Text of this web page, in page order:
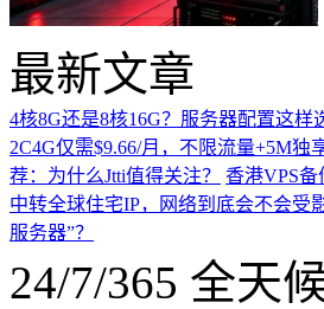
最新文章
4核8G还是8核16G？服务器配置这样
2C4G仅需$9.66/月，不限流量+5M独
荐：为什么Jtti值得关注？
香港VPS
中转全球住宅IP，网络到底会不会受
服务器”？
24/7/365 全天